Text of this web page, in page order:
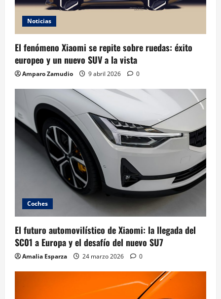
Noticias
El fenómeno Xiaomi se repite sobre ruedas: éxito
europeo y un nuevo SUV a la vista
Amparo Zamudio 9 abril 2026 0
Coches
El futuro automovilístico de Xiaomi: la llegada del
SC01 a Europa y el desafío del nuevo SU7
Amalia Esparza 24 marzo 2026 0